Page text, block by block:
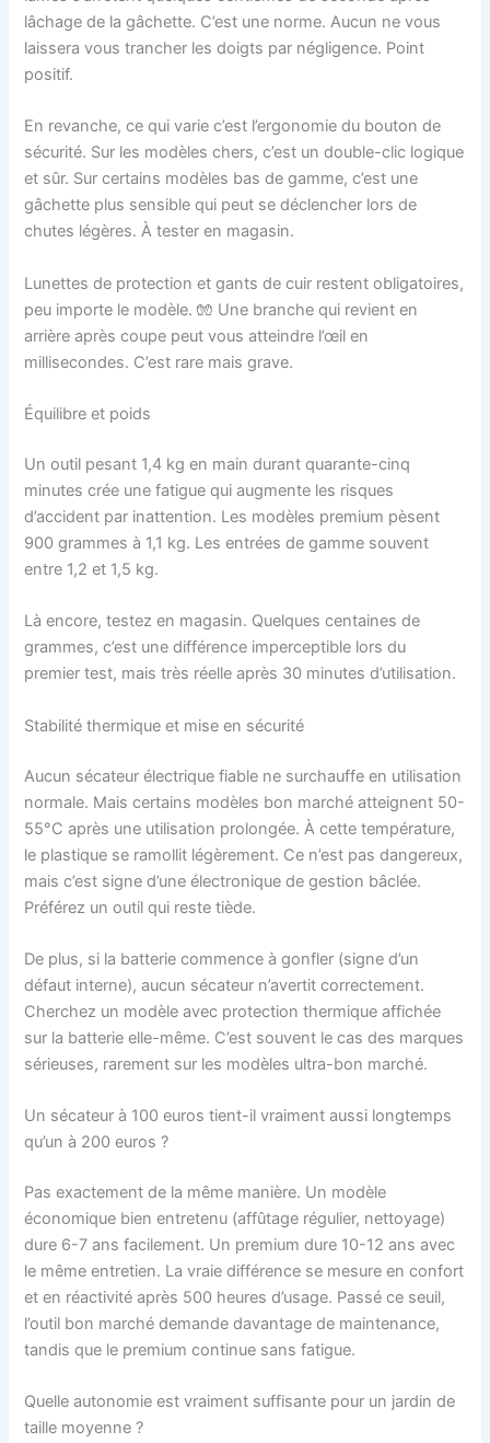
lâchage de la gâchette. C’est une norme. Aucun ne vous
laissera vous trancher les doigts par négligence. Point
positif.
En revanche, ce qui varie c’est l’ergonomie du bouton de
sécurité. Sur les modèles chers, c’est un double-clic logique
et sûr. Sur certains modèles bas de gamme, c’est une
gâchette plus sensible qui peut se déclencher lors de
chutes légères. À tester en magasin.
Lunettes de protection et gants de cuir restent obligatoires,
peu importe le modèle. 🧤 Une branche qui revient en
arrière après coupe peut vous atteindre l’œil en
millisecondes. C’est rare mais grave.
Équilibre et poids
Un outil pesant 1,4 kg en main durant quarante-cinq
minutes crée une fatigue qui augmente les risques
d’accident par inattention. Les modèles premium pèsent
900 grammes à 1,1 kg. Les entrées de gamme souvent
entre 1,2 et 1,5 kg.
Là encore, testez en magasin. Quelques centaines de
grammes, c’est une différence imperceptible lors du
premier test, mais très réelle après 30 minutes d’utilisation.
Stabilité thermique et mise en sécurité
Aucun sécateur électrique fiable ne surchauffe en utilisation
normale. Mais certains modèles bon marché atteignent 50-
55°C après une utilisation prolongée. À cette température,
le plastique se ramollit légèrement. Ce n’est pas dangereux,
mais c’est signe d’une électronique de gestion bâclée.
Préférez un outil qui reste tiède.
De plus, si la batterie commence à gonfler (signe d’un
défaut interne), aucun sécateur n’avertit correctement.
Cherchez un modèle avec protection thermique affichée
sur la batterie elle-même. C’est souvent le cas des marques
sérieuses, rarement sur les modèles ultra-bon marché.
Un sécateur à 100 euros tient-il vraiment aussi longtemps
qu’un à 200 euros ?
Pas exactement de la même manière. Un modèle
économique bien entretenu (affûtage régulier, nettoyage)
dure 6-7 ans facilement. Un premium dure 10-12 ans avec
le même entretien. La vraie différence se mesure en confort
et en réactivité après 500 heures d’usage. Passé ce seuil,
l’outil bon marché demande davantage de maintenance,
tandis que le premium continue sans fatigue.
Quelle autonomie est vraiment suffisante pour un jardin de
taille moyenne ?